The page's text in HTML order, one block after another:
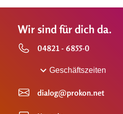
Wir sind für dich da.
04821 - 6855-0
Geschäftszeiten
dialog@prokon.net